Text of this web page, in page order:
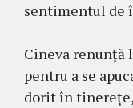
sentimentul de
Cineva renunță
pentru a se
dorit în tinerețe,